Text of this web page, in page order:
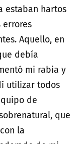
estaban hartos
errores
Aquello, en
debía
mi rabia y
utilizar todos
de
que
la